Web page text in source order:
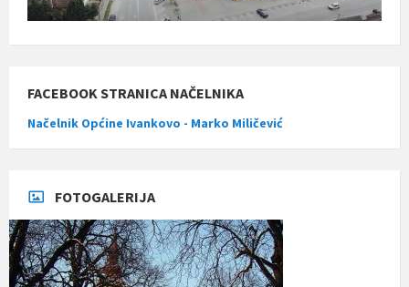
FACEBOOK STRANICA NAČELNIKA
Načelnik Općine Ivankovo - Marko Miličević
FOTOGALERIJA